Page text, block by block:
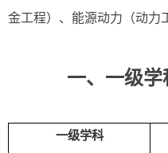
金工程）、能源动力（动力
一、一级
一级学科